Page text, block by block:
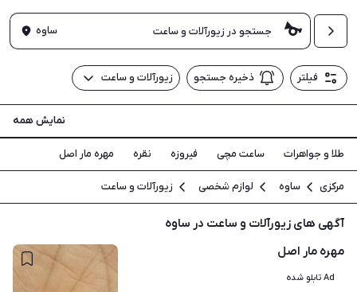
ساوه
فیلتر ذخیره جستجو زیورآلات و ساعت
نمایش همه
طلا و جواهرات ساعت مچی فیروزه نقره مهره مار اصل
مرکزی ساوه لوازم شخصی زیورآلات و ساعت
آگهی های زیورآلات و ساعت در ساوه
مهره مار اصل
Ad تابلو شده